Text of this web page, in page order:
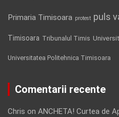
Primaria Timisoara protest puls
Timisoara Tribunalul Timis
Universitatea Politehnica Timisoara
Comentarii recente
Chris on ANCHETA! Curtea de